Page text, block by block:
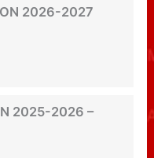
2026-2027
2025-2026 –